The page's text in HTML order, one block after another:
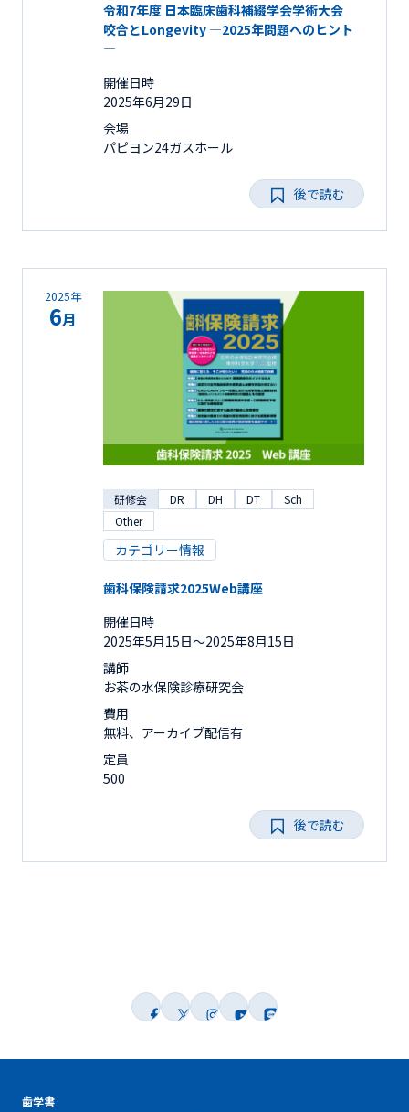
令和7年度 日本臨床歯科補綴学会学術大会
咬合とLongevity ―2025年問題へのヒント
―
開催日時
2025年6月29日
会場
パピヨン24ガスホール
後で読む
2025年
6月
研修会 DR DH DT
Sch
Other
カテゴリー情報
歯科保険請求2025Web講座
開催日時
2025年5月15日〜2025年8月15日
講師
お茶の水保険診療研究会
費用
無料、アーカイブ配信有
定員
500
後で読む
歯学書